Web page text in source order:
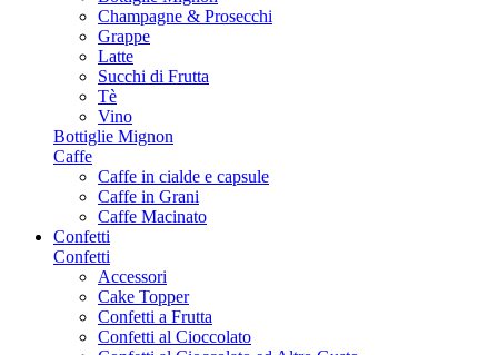
Champagne & Prosecchi
Grappe
Latte
Succhi di Frutta
Tè
Vino
Bottiglie Mignon
Caffe
Caffe in cialde e capsule
Caffe in Grani
Caffe Macinato
Confetti
Confetti
Accessori
Cake Topper
Confetti a Frutta
Confetti al Cioccolato